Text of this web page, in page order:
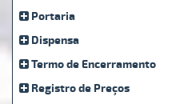
Portaria
Dispensa
Termo de Encerramento
Registro de Preços